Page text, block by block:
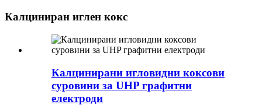
Калциниран иглен кокс
Калцинирани игловидни коксови
суровини за UHP графитни
електроди